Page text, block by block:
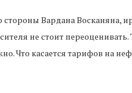
стороны Вардана Восканяна,
не стоит
Что касается тарифов на